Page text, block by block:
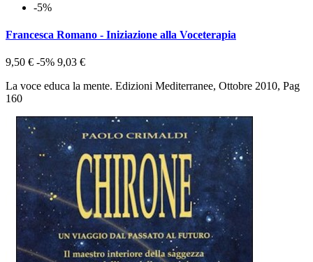
-5%
Francesca Romano - Iniziazione alla Voceterapia
9,50 € -5% 9,03 €
La voce educa la mente. Edizioni Mediterranee, Ottobre 2010, Pag
160